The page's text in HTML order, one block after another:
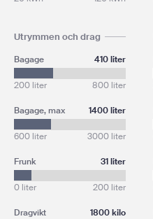
Utrymmen och drag
Bagage 410 liter
200 liter 800 liter
Bagage, max 1400 liter
600 liter 3000 liter
Frunk 31 liter
0 liter 200 liter
Dragvikt 1800 kilo